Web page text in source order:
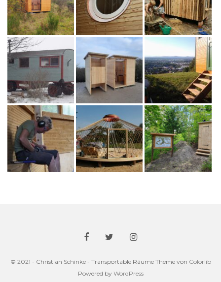
© 2021 - Christian Schinke - Transportable Räume Theme von Colorlib
Powered by WordPress